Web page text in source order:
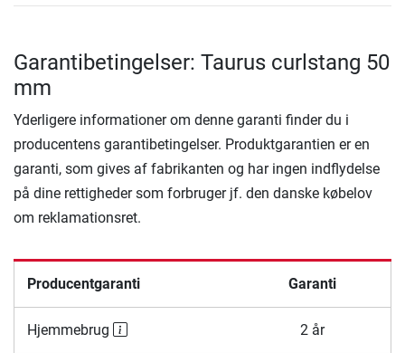
Garantibetingelser: Taurus curlstang 50
mm
Yderligere informationer om denne garanti finder du i
producentens garantibetingelser. Produktgarantien er en
garanti, som gives af fabrikanten og har ingen indflydelse
på dine rettigheder som forbruger jf. den danske købelov
om reklamationsret.
Producentgaranti Garanti
Hjemmebrug 2 år